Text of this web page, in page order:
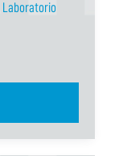
Laboratorio